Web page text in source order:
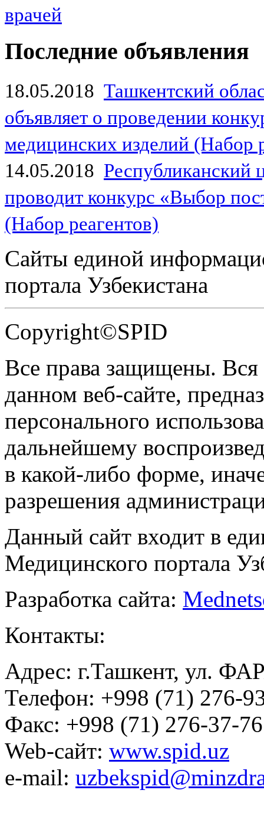
врачей
Последние объявления
18.05.2018 Ташкентский
объявляет о проведении
медицинских изделий (Набор
14.05.2018
проводит конкурс «Выбор
(Набор реагентов)
Сайты единой
портала Узбекистана
Copyright©SPID
Все права защищены.
данном веб-сайте,
персонального
дальнейшему
в какой-либо форме,
разрешения
Данный сайт входит в
Медицинского портала
Разработка сайта:
Контакты:
Адрес: г.Ташкент, ул.
Телефон: +998 (71) 276-
Факс: +998 (71) 276-37-76
Web-сайт: www.spid.uz
e-mail: